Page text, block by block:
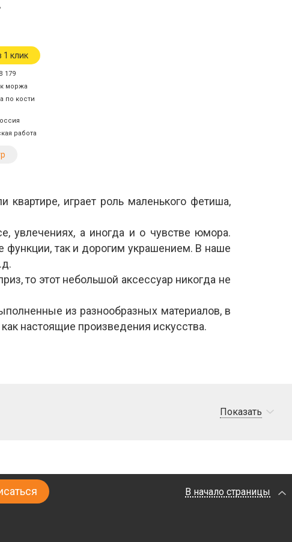
1 клик
В 179
моржа
по кости
работа
играет роль маленького фетиша,
увлечениях, а иногда и о чувстве юмора.
так и дорогим украшением. В наше
то этот небольшой аксессуар никогда не
из разнообразных материалов, в
настоящие произведения искусства.
Показать
В начало страницы